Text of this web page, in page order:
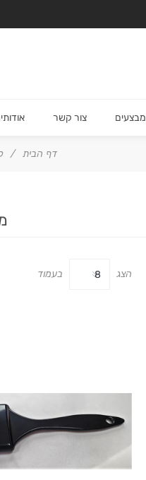
מבצעים צור קשר
דף הבית /
הצג בעמוד